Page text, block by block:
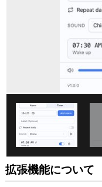
拡張機能について